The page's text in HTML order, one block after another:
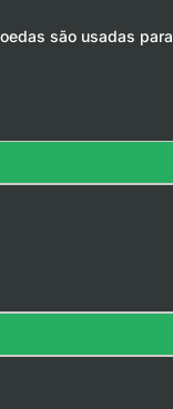
são usadas